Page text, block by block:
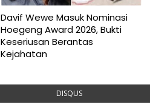
Davif Wewe Masuk Nominasi
Hoegeng Award 2026, Bukti
Keseriusan Berantas
Kejahatan
DISQUS